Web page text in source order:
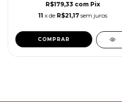
R$179,33 com Pix
11 x de R$21,17 sem juros
COMPRAR